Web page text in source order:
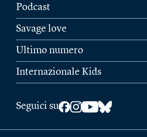
Podcast
Savage love
Ultimo numero
Internazionale Kids
Seguici su